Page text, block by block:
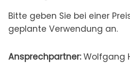
Bitte geben Sie bei einer
geplante Verwendung an.
Ansprechpartner:Wolfgang